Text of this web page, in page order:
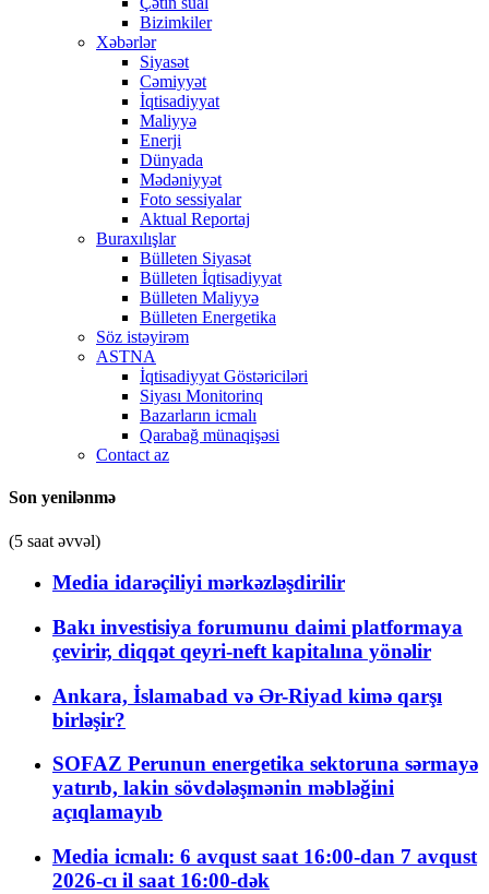
Bizimkiler
Xəbərlər
Siyasət
Cəmiyyət
İqtisadiyyat
Maliyyə
Enerji
Dünyada
Mədəniyyət
Foto sessiyalar
Aktual Reportaj
Buraxılışlar
Bülleten Siyasət
Bülleten İqtisadiyyat
Bülleten Maliyyə
Bülleten Energetika
Söz istəyirəm
ASTNA
İqtisadiyyat Göstəriciləri
Siyası Monitorinq
Bazarların icmalı
Qarabağ münaqişəsi
Contact az
Son yenilənmə
(5 saat əvvəl)
Media idarəçiliyi mərkəzləşdirilir
Bakı investisiya forumunu daimi platformaya
çevirir, diqqət qeyri-neft kapitalına yönəlir
Ankara, İslamabad və Ər-Riyad kimə qarşı
birləşir?
SOFAZ Perunun energetika sektoruna sərmayə
yatırıb, lakin sövdələşmənin məbləğini
açıqlamayıb
Media icmalı: 6 avqust saat 16:00-dan 7 avqust
2026-cı il saat 16:00-dək